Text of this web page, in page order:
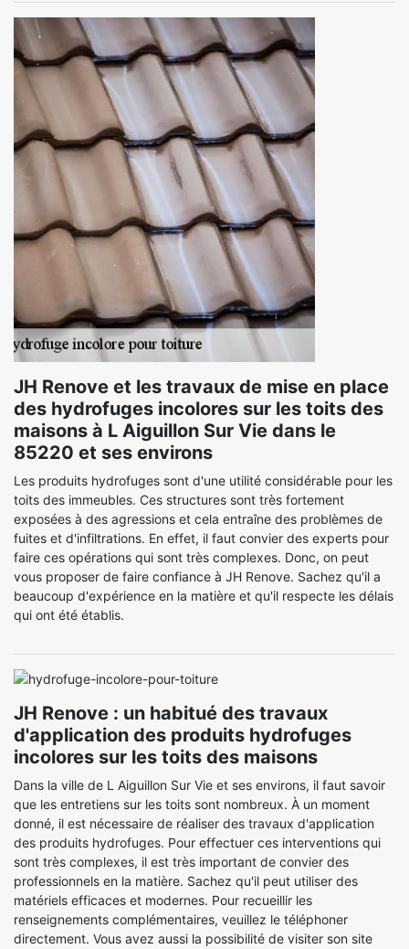
JH Renove et les travaux de mise en place
des hydrofuges incolores sur les toits des
maisons à L Aiguillon Sur Vie dans le
85220 et ses environs
Les produits hydrofuges sont d'une utilité considérable pour les
toits des immeubles. Ces structures sont très fortement
exposées à des agressions et cela entraîne des problèmes de
fuites et d'infiltrations. En effet, il faut convier des experts pour
faire ces opérations qui sont très complexes. Donc, on peut
vous proposer de faire confiance à JH Renove. Sachez qu'il a
beaucoup d'expérience en la matière et qu'il respecte les délais
qui ont été établis.
JH Renove : un habitué des travaux
d'application des produits hydrofuges
incolores sur les toits des maisons
Dans la ville de L Aiguillon Sur Vie et ses environs, il faut savoir
que les entretiens sur les toits sont nombreux. À un moment
donné, il est nécessaire de réaliser des travaux d'application
des produits hydrofuges. Pour effectuer ces interventions qui
sont très complexes, il est très important de convier des
professionnels en la matière. Sachez qu'il peut utiliser des
matériels efficaces et modernes. Pour recueillir les
renseignements complémentaires, veuillez le téléphoner
directement. Vous avez aussi la possibilité de visiter son site